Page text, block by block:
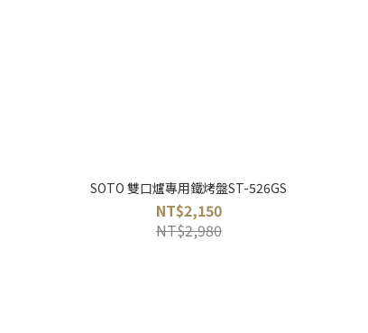
SOTO 雙口爐專用鐵烤盤ST-526GS
NT$2,150
NT$2,980